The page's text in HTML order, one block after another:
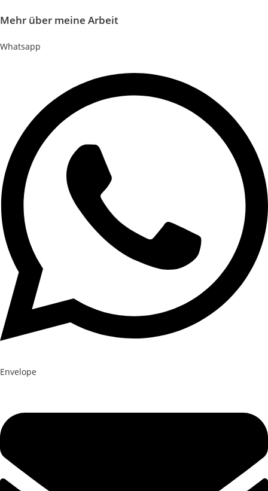
Mehr über meine Arbeit
Whatsapp
Envelope